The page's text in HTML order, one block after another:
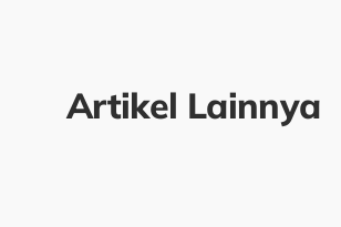
Artikel Lainnya